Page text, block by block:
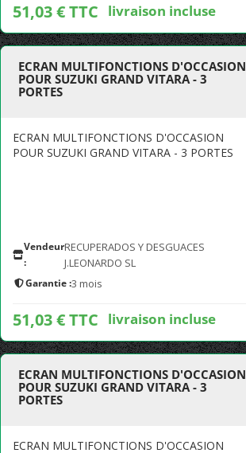
51,03 € TTC livraison incluse
ECRAN MULTIFONCTIONS D'OCCASION
POUR SUZUKI GRAND VITARA - 3
PORTES
ECRAN MULTIFONCTIONS D'OCCASION
POUR SUZUKI GRAND VITARA - 3 PORTES
Vendeur
:
RECUPERADOS Y DESGUACES
J.LEONARDO SL
Garantie :3 mois
51,03 € TTC livraison incluse
ECRAN MULTIFONCTIONS D'OCCASION
POUR SUZUKI GRAND VITARA - 3
PORTES
ECRAN MULTIFONCTIONS D'OCCASION